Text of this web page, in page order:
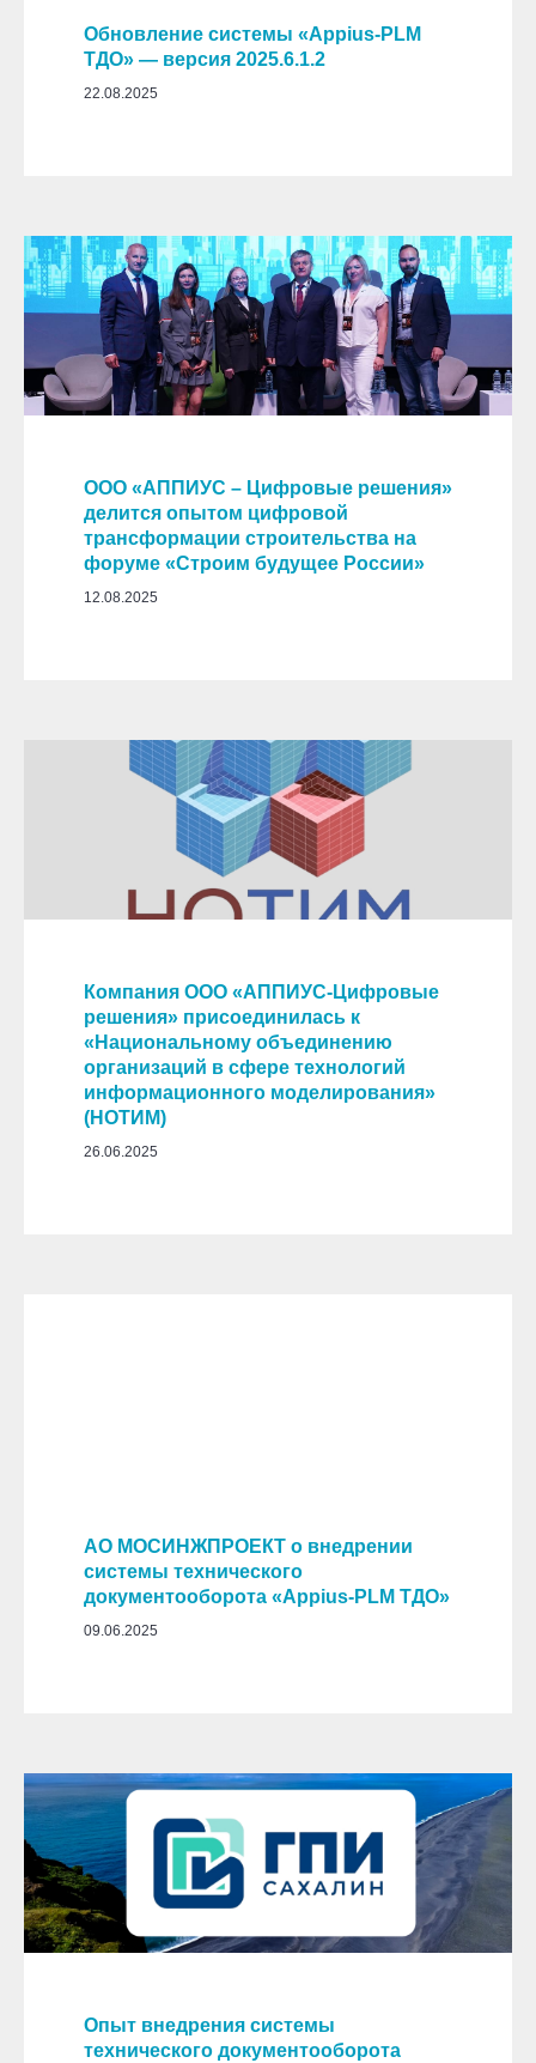
Обновление системы «Appius-PLM
ТДО» — версия 2025.6.1.2
22.08.2025
ООО «АППИУС – Цифровые решения»
делится опытом цифровой
трансформации строительства на
форуме «Строим будущее России»
12.08.2025
Компания ООО «АППИУС-Цифровые
решения» присоединилась к
«Национальному объединению
организаций в сфере технологий
информационного моделирования»
(НОТИМ)
26.06.2025
АО МОСИНЖПРОЕКТ о внедрении
системы технического
документооборота «Appius-PLM ТДО»
09.06.2025
Опыт внедрения системы
технического документооборота